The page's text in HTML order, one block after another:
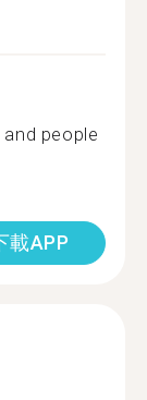
people
載APP